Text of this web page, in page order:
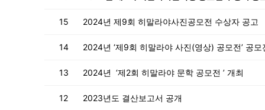
15 2024년 제9회 히말라야사진공모전 수상자 공고
14 2024년 ‘제9회 히말라야 사진(영상) 공모전’ 공모
13 2024년 ‘제2회 히말라야 문학 공모전 ’ 개최
12 2023년도 결산보고서 공개